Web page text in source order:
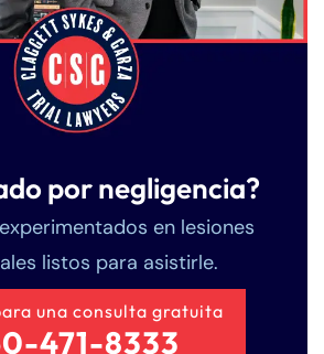
por negligencia?
en lesiones
listos para asistirle.
una consulta gratuita
471-8333